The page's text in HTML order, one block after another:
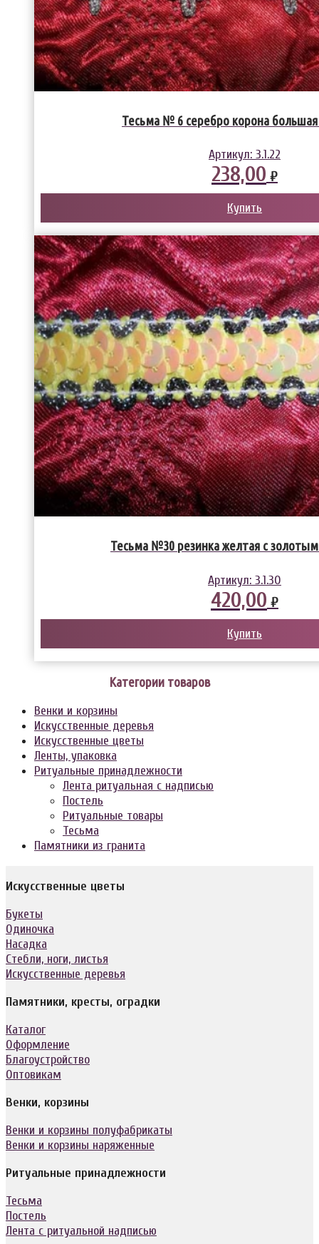
Тесьма № 6 серебро корона
Артикул: 3.1.22
238,00 ₽
Купить
Тесьма №30 резинка желтая с
Артикул: 3.1.30
420,00 ₽
Купить
Категории товаров
Венки и корзины
Искусственные деревья
Искусственные цветы
Ленты, упаковка
Ритуальные принадлежности
Лента ритуальная с надписью
Постель
Ритуальные товары
Тесьма
Памятники из гранита
Искусственные цветы
Букеты
Одиночка
Насадка
Стебли, ноги, листья
Искусственные деревья
Памятники, кресты, оградки
Каталог
Оформление
Благоустройство
Оптовикам
Венки, корзины
Венки и корзины полуфабрикаты
Венки и корзины наряженные
Ритуальные принадлежности
Тесьма
Постель
Лента с ритуальной надписью